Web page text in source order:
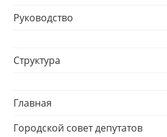
Руководство
Структура
Главная
Городской совет депутатов